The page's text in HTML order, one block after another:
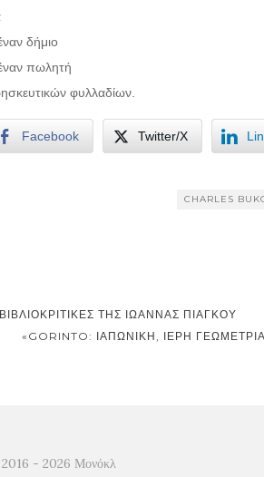
δήμιο
πωλητή
φυλλαδίων.
Facebook Twitter/X
CHARLES
navigation
ΒΙΒΛΙΟΚΡΙΤΙΚΈΣ ΤΗΣ ΙΩΆΝΝΑΣ ΠΙΆΓΚΟΥ
«GORINTO: ΙΑΠΩΝΙΚΉ, ΙΕΡΉ